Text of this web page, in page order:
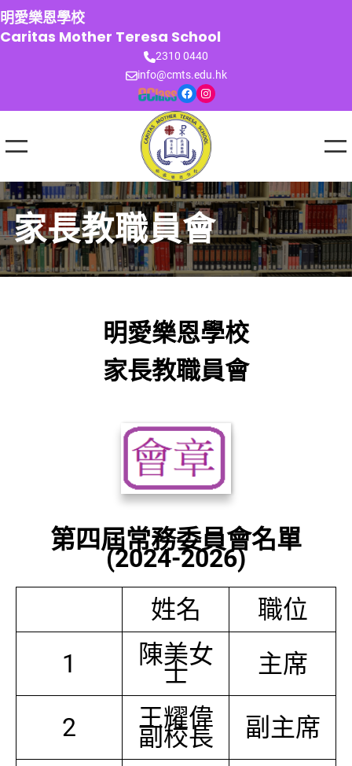
跳
至
主
明愛樂恩學校
Caritas Mother Teresa School
2310 0440
info@cmts.edu.hk
Facebook Instagram
家長教職員會
明愛樂恩學校
家長教職員會
第四屆常務委員會名單
(2024-2026)
姓名
職位
1
陳美女
士 主席
2 王耀偉
副校長 副主席